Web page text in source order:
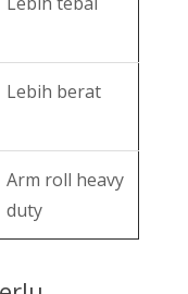
Lebih berat
Arm roll heavy
duty